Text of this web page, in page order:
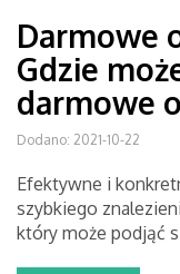
Darmowe
Gdzie
darmowe
Dodano: 2021-10-22
Efektywne i
szybkiego
który może podjąć